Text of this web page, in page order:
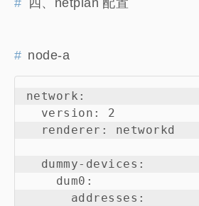
node-a
network:
  version: 2
  renderer: networkd
  dummy-devices:
    dum0:
      addresses: